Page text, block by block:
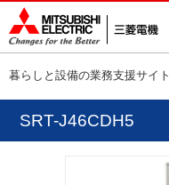
暮らしと設備の業務支援サイト
SRT-J46CDH5